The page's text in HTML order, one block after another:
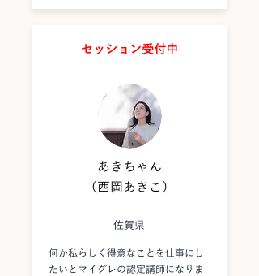
セッション受付中
あきちゃん
（西岡あきこ）
佐賀県
何か私らしく得意なことを仕事にし
たいとマイグレの認定講師になりま